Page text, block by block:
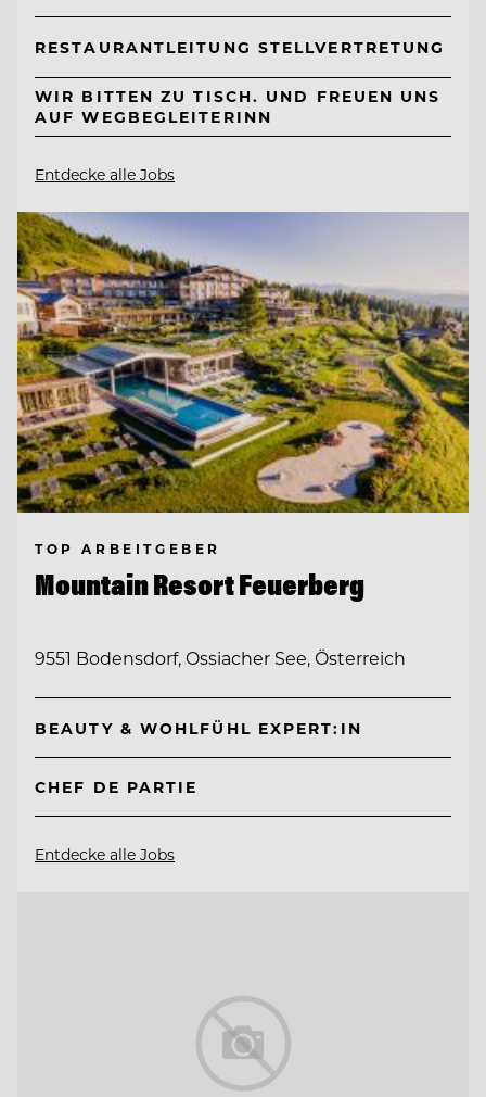
RESTAURANTLEITUNG STELLVERTRETUNG
WIR BITTEN ZU TISCH. UND FREUEN UNS
AUF WEGBEGLEITERINN
Entdecke alle Jobs
TOP ARBEITGEBER
Mountain Resort Feuerberg
9551 Bodensdorf, Ossiacher See, Österreich
BEAUTY & WOHLFÜHL EXPERT:IN
CHEF DE PARTIE
Entdecke alle Jobs